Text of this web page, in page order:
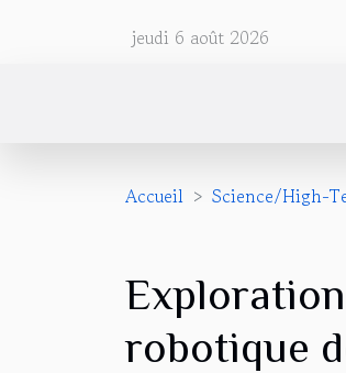
jeudi 6 août 2026
Accueil Science/High-
robotique